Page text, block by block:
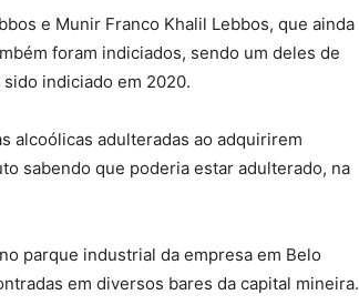
e Munir Franco Khalil Lebbos, que ainda
foram indiciados, sendo um deles de
indiciado em 2020.
alcoólicas adulteradas ao adquirirem
sabendo que poderia estar adulterado, na
parque industrial da empresa em Belo
em diversos bares da capital mineira.